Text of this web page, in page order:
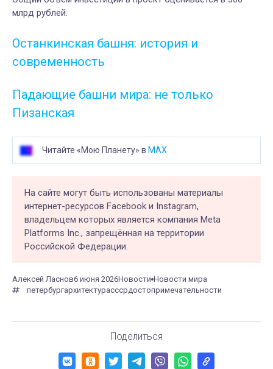
млрд рублей.
Останкинская башня: история и
современность
Падающие башни мира: не только
Пизанская
Читайте «Мою Планету» в MAX
На сайте могут быть использованы материалы
интернет-ресурсов Facebook и Instagram,
владельцем которых является компания Meta
Platforms Inc., запрещённая на территории
Российской Федерации.
Алексей Ласнов6 июня 2026Новости Новости мира
петербургархитектурасссрдостопримечательности
Поделиться